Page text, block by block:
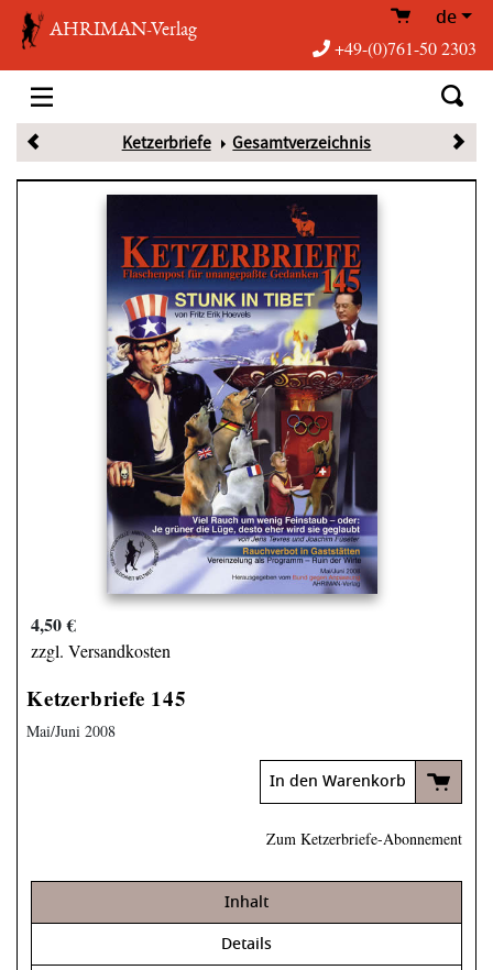
AHRIMAN-Verlag de
+49-(0)761-50 2303
Ketzerbriefe Gesamtverzeichnis
4,50 €
zzgl. Versandkosten
Ketzerbriefe 145
Mai/Juni 2008
In den Warenkorb
Zum Ketzerbriefe-Abonnement
Inhalt
Details